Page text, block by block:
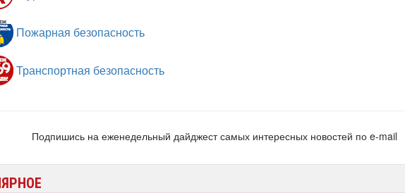
Пожарная безопасность
Транспортная безопасность
Подпишись на еженедельный дайджест самых интересных новостей по e-mail